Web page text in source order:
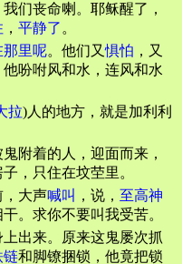
我们丧命喇。耶稣醒了，
， 平静了 。
那里呢。他们又惧怕 ，又
他吩咐风和水，连风和水
拉)人的地方，就是加利利
附着的人，迎面而来，
，只住在坟茔里。
，大声喊叫 ，说， 至高神
。求你不要叫我受苦。
上出来。原来这鬼屡次抓
链和脚镣捆锁，他竟把锁